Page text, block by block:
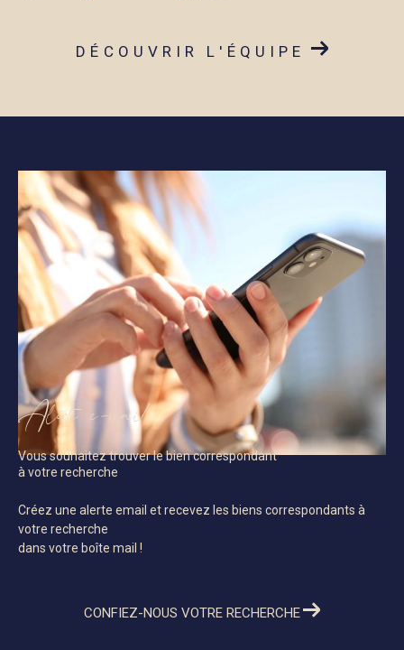
DÉCOUVRIR L'ÉQUIPE
Alerte e-mail
Vous souhaitez trouver le bien correspondant
à votre recherche
Créez une alerte email et recevez les biens correspondants à
votre recherche
dans votre boîte mail !
CONFIEZ-NOUS VOTRE RECHERCHE